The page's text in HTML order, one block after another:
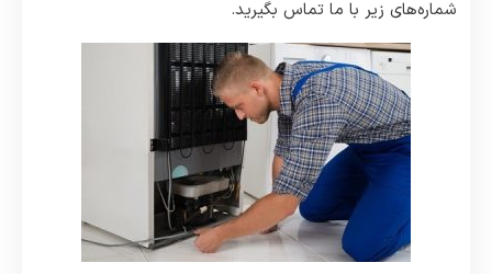
شماره‌های زیر با ما تماس بگیرید.